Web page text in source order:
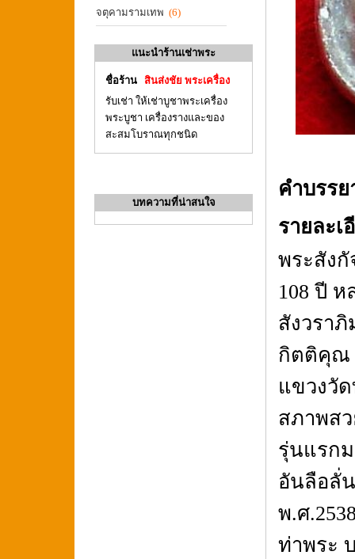
จตุคามรามเทพ (6)
แนะนำร้านเช่าพระ
ชื่อร้าน สินส่งชัย พระเครื่อง
รับเช่า ให้เช่าบูชาพระเครื่อง
พระบูชา เครื่องรางและของ
สะสมโบราณทุกชนิด
บทความที่น่าสนใจ
คำบรร
รายละเ
พระสังกั
108 ปี
สังวรา
กิตติคุณ
แขวงวั
สภาพส
รุ่นแรก
อันลือลั่
พ.ศ
ท่าพระ